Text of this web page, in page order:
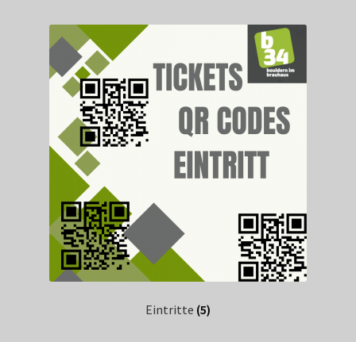
Eintritte (5)